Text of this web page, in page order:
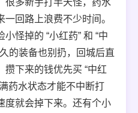
回路上浪费不少时间。
怪掉的 “小红药” 和 “中
的装备也别扔，回城后直
下来的钱优先买 “中红
药水状态才能不中断打
度就会掉下来。还有个小